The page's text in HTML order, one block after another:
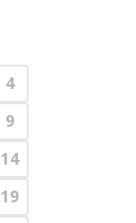
4
9
14
19